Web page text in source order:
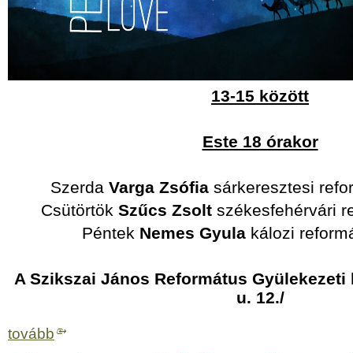
13-15 között
Este 18 órakor
Szerda Varga Zsófia sárkeresztesi
Csütörtök Szűcs Zsoltszékesfehérvári
Péntek Nemes Gyula kálozi
A Szikszai János Református Gyülekezeti
u. 12./
tovább